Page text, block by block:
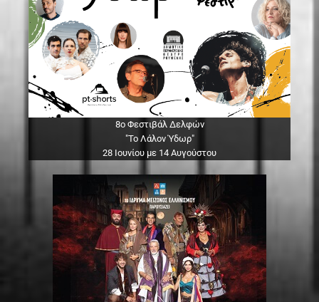
8ο Φεστιβάλ Δελφών
"Το Λάλον Ύδωρ"
28 Ιουνίου με 14 Αυγούστου